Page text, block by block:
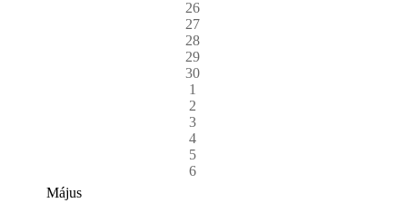
26
27
28
29
30
1
2
3
4
5
6
Május